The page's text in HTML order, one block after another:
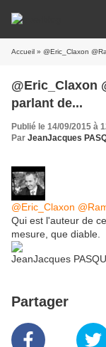
Accueil » @Eric_Claxon
@Eric_Claxon
parlant de...
Publié le 14/09/2015 à
Par JeanJacques
@Eric_Claxon
Qui est l'auteur de
mesure, que diable.
JeanJacques
Partager